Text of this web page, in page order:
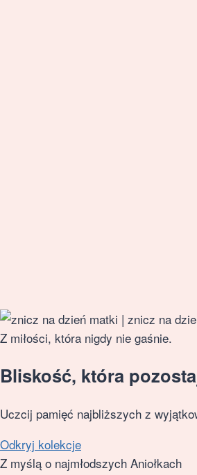
Z miłości, która nigdy nie gaśnie.
Bliskość, która
Uczcij pamięć najbliższych z
Odkryj kolekcje
Z myślą o najmłodszych Aniołkach